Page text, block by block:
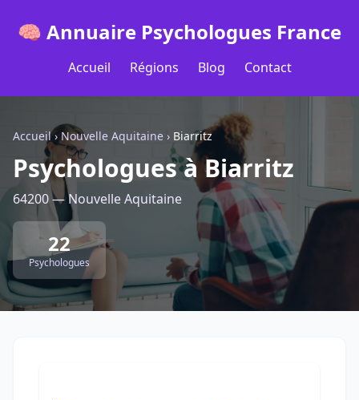
🧠 Annuaire Psychologues France
Accueil Régions Blog Contact
Accueil› Nouvelle Aquitaine › Biarritz
Psychologues à Biarritz
64200 — Nouvelle Aquitaine
22
Psychologues